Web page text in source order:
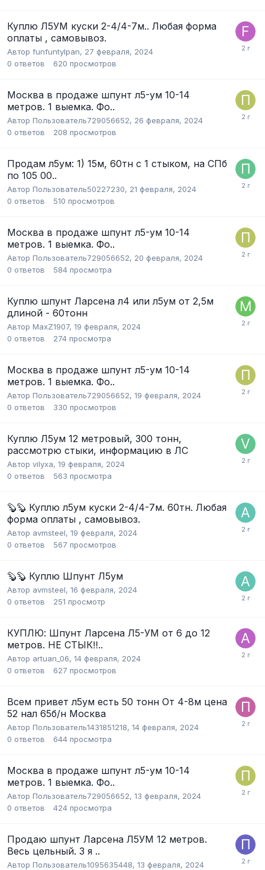
Куплю Л5УМ куски 2-4/4-7м.. Любая форма
оплаты , самовывоз.
Автор funfuntylpan, 27 февраля, 2024
0 ответов 620 просмотров
Москва в продаже шпунт л5-ум 10-14
метров. 1 выемка. Фо..
Автор Пользователь729056652, 26 февраля, 2024
0 ответов 208 просмотров
Продам л5ум: 1) 15м, 60тн с 1 стыком, на СПб
по 105 00..
Автор Пользователь50227230, 21 февраля, 2024
0 ответов 510 просмотров
Москва в продаже шпунт л5-ум 10-14
метров. 1 выемка. Фо..
Автор Пользователь729056652, 20 февраля, 2024
0 ответов 584 просмотра
Куплю шпунт Ларсена л4 или л5ум от 2,5м
длиной - 60тонн
Автор MaxZ1907, 19 февраля, 2024
0 ответов 274 просмотра
Москва в продаже шпунт л5-ум 10-14
метров. 1 выемка. Фо..
Автор Пользователь729056652, 19 февраля, 2024
0 ответов 330 просмотров
Куплю Л5ум 12 метровый, 300 тонн,
рассмотрю стыки, информацию в ЛС
Автор vilyxa, 19 февраля, 2024
0 ответов 563 просмотра
🦫🦫 Куплю л5ум куски 2-4/4-7м. 60тн. Любая
форма оплаты , самовывоз.
Автор avmsteel, 19 февраля, 2024
0 ответов 567 просмотров
🦫🦫 Куплю Шпунт Л5ум
Автор avmsteel, 16 февраля, 2024
0 ответов 251 просмотр
КУПЛЮ: Шпунт Ларсена Л5-УМ от 6 до 12
метров. НЕ СТЫК‼️..
Автор artuan_06, 14 февраля, 2024
0 ответов 627 просмотров
Всем привет л5ум есть 50 тонн От 4-8м цена
52 нал 65б/н Москва
Автор Пользователь1431851218, 14 февраля, 2024
0 ответов 644 просмотра
Москва в продаже шпунт л5-ум 10-14
метров. 1 выемка. Фо..
Автор Пользователь729056652, 13 февраля, 2024
0 ответов 424 просмотра
Продаю шпунт Ларсена Л5УМ 12 метров.
Весь цельный. 3 я ..
Автор Пользователь1095635448, 13 февраля, 2024